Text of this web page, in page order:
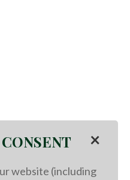
×
website (including